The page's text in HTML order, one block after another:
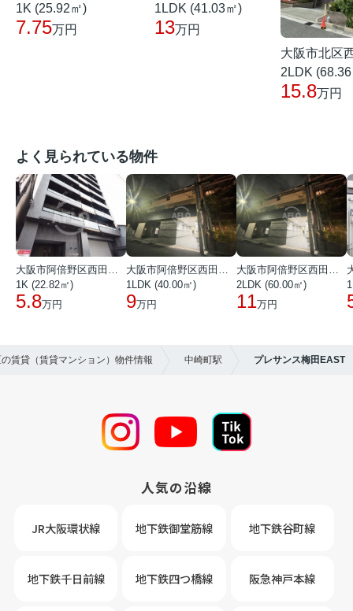
1K (25.92㎡)
7.75万円
1LDK (41.03㎡)
13万円
大阪市北区
2LDK
15.8万円
よく見られている物件
大阪市阿倍野区西田辺町１丁目
1K (22.82㎡)
5.8万円
大阪市阿倍野区西田辺町１丁目
1LDK (40.00㎡)
9万円
大阪市阿倍野区西田辺町１丁目
2LDK (60.00㎡)
11万円
賃貸（賃貸マンション）物件情報 中崎町駅 プレサンス梅田EAST
人気の沿線
JR大阪環状線 地下鉄御堂筋線 地下鉄谷町線
地下鉄千日前線 地下鉄四つ橋線 阪急神戸本線